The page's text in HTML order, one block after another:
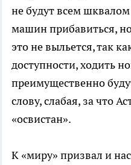
не будут всем
машин прибавиться,
это не выльется, так
доступности, ходить
преимущественно
слову, слабая, за что
«освистан».
К «миру» призвал и